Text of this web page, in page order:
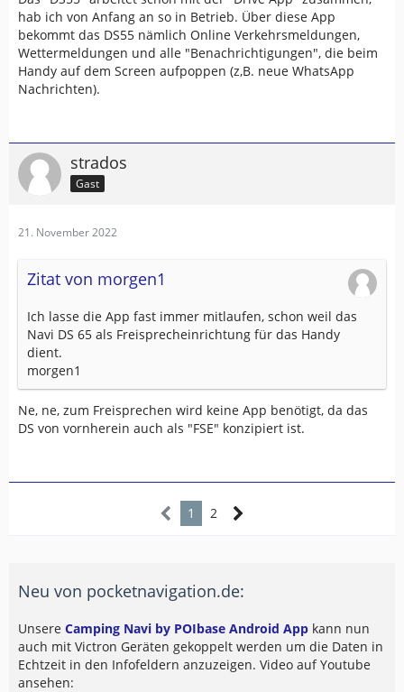
hab ich von Anfang an so in Betrieb. Über diese App
bekommt das DS55 nämlich Online Verkehrsmeldungen,
Wettermeldungen und alle "Benachrichtigungen", die beim
Handy auf dem Screen aufpoppen (z,B. neue WhatsApp
Nachrichten).
strados
Gast
21. November 2022
Zitat von morgen1
Ich lasse die App fast immer mitlaufen, schon weil das
Navi DS 65 als Freisprecheinrichtung für das Handy
dient.
morgen1
Ne, ne, zum Freisprechen wird keine App benötigt, da das
DS von vornherein auch als "FSE" konzipiert ist.
1 2
Neu von pocketnavigation.de:
Unsere Camping Navi by POIbase Android App kann nun
auch mit Victron Geräten gekoppelt werden um die Daten in
Echtzeit in den Infofeldern anzuzeigen. Video auf Youtube
ansehen: